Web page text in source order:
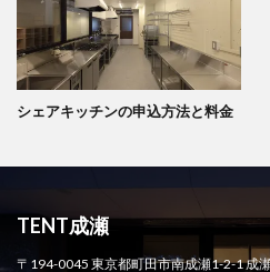
シェアキッチンの申込方法と料金
TENT成瀬
〒194-0045 東京都町田市南成瀬1-2-1 成